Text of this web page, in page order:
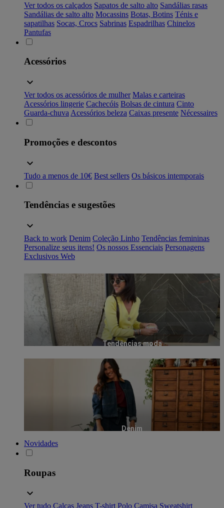
Ver todos os calçados Sapatos de salto alto Sandálias rasas
Sandálias de salto alto Mocassins Botas, Botins Ténis e
sapatilhas Socas, Crocs Sabrinas Espadrilhas Chinelos
Pantufas
Acessórios
Ver todos os acessórios de mulher Malas e carteiras
Acessórios lingerie Cachecóis Bolsas de cintura Cinto
Guarda-chuva Acessórios beleza Caixas presente Nécessaires
Promoções e descontos
Tudo a menos de 10€ Best sellers Os básicos intemporais
Tendências e sugestões
Back to work Denim Coleção Linho Tendências femininas
Personalize seus itens! Os nossos Essenciais Personagens
Exclusivos Web
Tendências moda
Denim
Novidades
Roupas
Ver tudo Calças Jeans T-shirt Polo Camisa Sweatshirt